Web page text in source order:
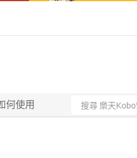
何使用